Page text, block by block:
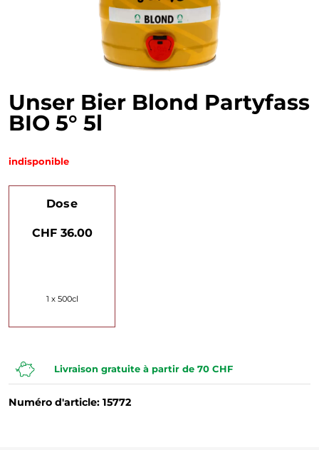
Unser Bier Blond Partyfass
BIO 5° 5l
indisponible
Dose
CHF 36.00
1 x 500cl
Livraison gratuite à partir de 70 CHF
Numéro d'article: 15772